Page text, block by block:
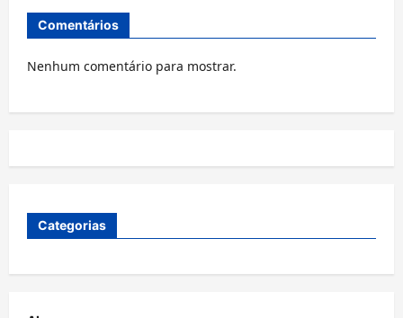
Comentários
Nenhum comentário para mostrar.
Categorias